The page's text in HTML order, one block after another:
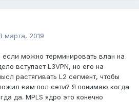
марта, 2019
можно терминировать влан на
вступает L3VPN, но его на
растягивать L2 сегмент, чтобы
вам пол сети? Я понимаю когда
да. MPLS ядро это конечно